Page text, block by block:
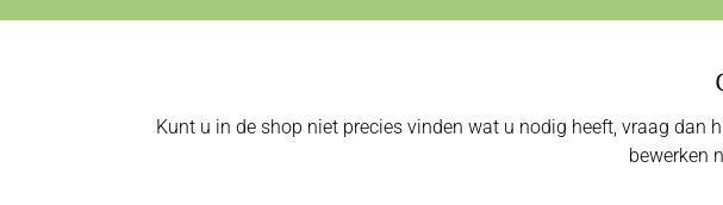
Kunt u in de shop niet precies vinden wat u nodig heeft, vraag dan
bewerken